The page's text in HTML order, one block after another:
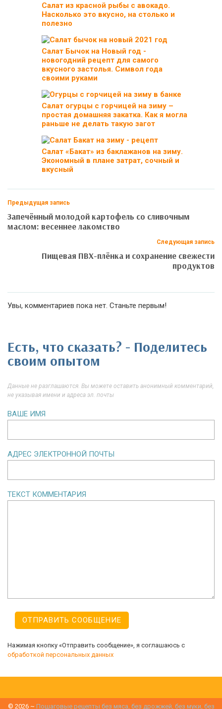
Салат из красной рыбы с авокадо.
Насколько это вкусно, на столько и
полезно
Салат Бычок на Новый год -
новогодний рецепт для самого
вкусного застолья. Символ года
своими руками
Салат огурцы с горчицей на зиму –
простая домашняя закатка. Как я могла
раньше не делать такую загот
Салат «Бакат» из баклажанов на зиму.
Экономный в плане затрат, сочный и
вкусный
Предыдущая запись
Запечённый молодой картофель со сливочным
маслом: весеннее лакомство
Следующая запись
Пищевая ПВХ-плёнка и сохранение свежести
продуктов
Увы, комментариев пока нет. Станьте первым!
Есть, что сказать? - Поделитесь
своим опытом
Данные не разглашаются. Вы можете оставить анонимный комментарий,
не указывая имени и адреса эл. почты
ВАШЕ ИМЯ
АДРЕС ЭЛЕКТРОННОЙ ПОЧТЫ
ТЕКСТ КОММЕНТАРИЯ
Нажимая кнопку «Отправить сообщение», я соглашаюсь с
обработкой персональных данных
© 2026~ Пошаговые рецепты без мяса, без дрожжей, без муки, без